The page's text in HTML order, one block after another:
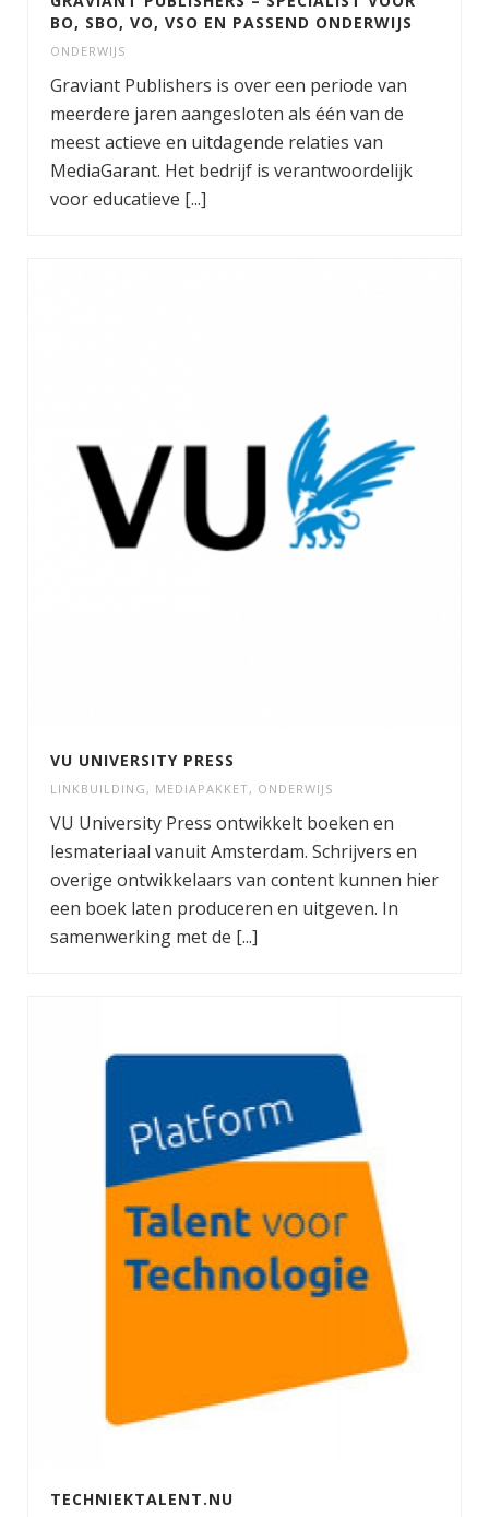
BO, SBO, VO, VSO EN PASSEND ONDERWIJS
ONDERWIJS
Graviant Publishers is over een periode van
meerdere jaren aangesloten als één van de
meest actieve en uitdagende relaties van
MediaGarant. Het bedrijf is verantwoordelijk
voor educatieve [...]
VU UNIVERSITY PRESS
LINKBUILDING , MEDIAPAKKET, ONDERWIJS
VU University Press ontwikkelt boeken en
lesmateriaal vanuit Amsterdam. Schrijvers en
overige ontwikkelaars van content kunnen hier
een boek laten produceren en uitgeven. In
samenwerking met de [...]
TECHNIEKTALENT.NU